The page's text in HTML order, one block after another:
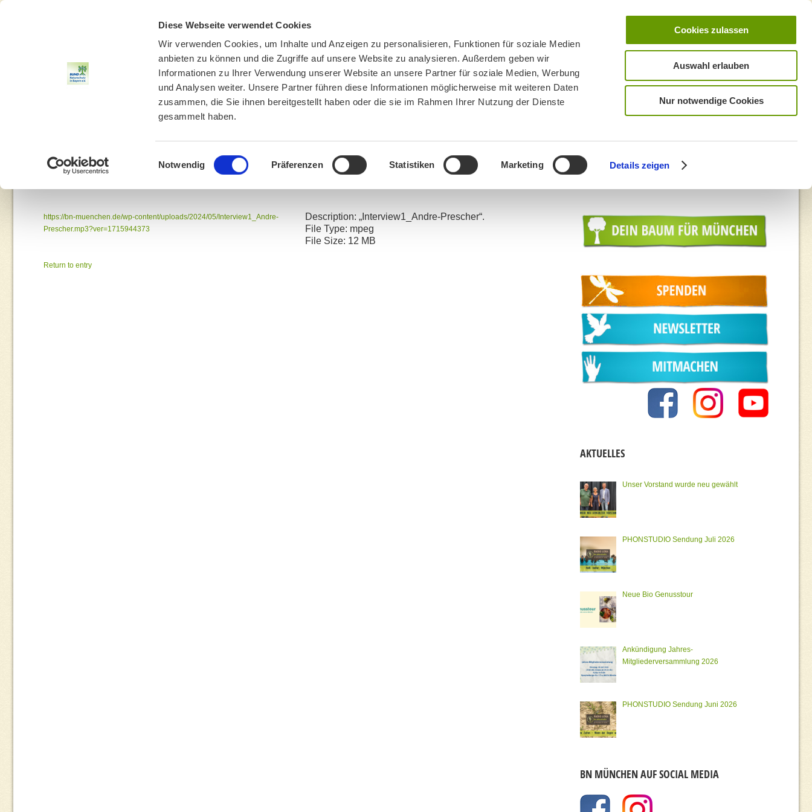
Diese Webseite verwendet Cookies
Wir verwenden Cookies, um Inhalte und Anzeigen zu personalisieren, Funktionen für soziale Medien
anbieten zu können und die Zugriffe auf unsere Website zu analysieren. Außerdem geben wir
Informationen zu Ihrer Verwendung unserer Website an unsere Partner für soziale Medien, Werbung
und Analysen weiter. Unsere Partner führen diese Informationen möglicherweise mit weiteren Daten
zusammen, die Sie ihnen bereitgestellt haben oder die sie im Rahmen Ihrer Nutzung der Dienste
gesammelt haben.
Einwilligungsauswahl
Notwendig Präferenzen Statistiken Marketing Details zeigen
Cookies zulassen
Auswahl erlauben
Nur notwendige Cookies
UMWELTBILDUNG UMWELTBERATUNG BN MÜNCHEN MITMACHEN SPENDEN
You are here: Home » Sendung Mai 2024: Europa und der Wolf – das steht zur Wahl Interview1_Andre-Prescher
https://bn-muenchen.de/wp-content/uploads/2024/05/Interview1_Andre-
Prescher.mp3?ver=1715944373
Description: „Interview1_Andre-Prescher“.
File Type: mpeg
File Size: 12 MB
Return to entry
AKTUELLES
Unser Vorstand wurde neu gewählt
PHONSTUDIO Sendung Juli 2026
Neue Bio Genusstour
Ankündigung Jahres-
Mitgliederversammlung 2026
PHONSTUDIO Sendung Juni 2026
BN MÜNCHEN AUF SOCIAL MEDIA